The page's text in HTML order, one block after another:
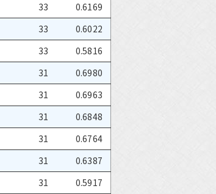
33
0.6169
33
0.6022
33
0.5816
31
0.6980
31
0.6963
31
0.6848
31
0.6764
31
0.6387
31
0.5917